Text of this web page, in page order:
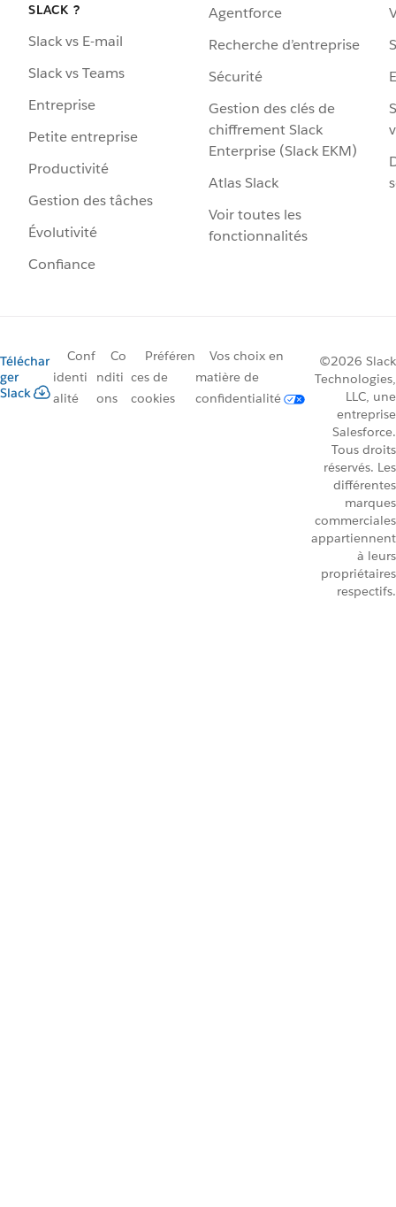
SLACK ?
Slack vs E-mail
Slack vs Teams
Entreprise
Petite entreprise
Productivité
Gestion des tâches
Évolutivité
Confiance
Agentforce
Recherche d’entreprise
Sécurité
Gestion des clés de
chiffrement Slack
Enterprise (Slack EKM)
Atlas Slack
Voir toutes les
fonctionnalités
Téléchar
ger
Slack
Conf
identi
alité
Co
nditi
ons
Préféren
ces de
cookies
Vos choix en
matière de
confidentialité
©2026 Slack
Technologies,
LLC, une
entreprise
Salesforce.
Tous droits
réservés. Les
différentes
marques
commerciales
appartiennent
à leurs
propriétaires
respectifs.